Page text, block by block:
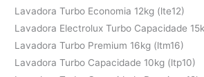
Lavadora Turbo Economia 12kg (lte12)
Lavadora Electrolux Turbo Capacidade
Lavadora Turbo Premium 16kg (ltm16)
Lavadora Turbo Capacidade 10kg (ltp10)